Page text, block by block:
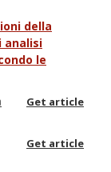
della
analisi
le
Get article
Get article